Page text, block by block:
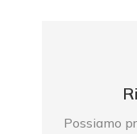
Possiamo